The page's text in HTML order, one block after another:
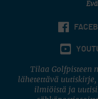
Tilaa Golfpisteen
lähetettävä
ilmiöistä ja